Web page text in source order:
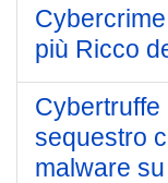
più Ricco
Cybertruffe
sequestro
malware